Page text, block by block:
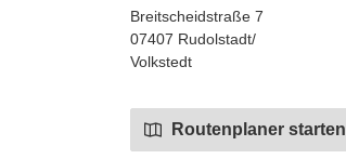
Breitscheidstraße 7
07407 Rudolstadt/
Volkstedt
Routenplaner starten